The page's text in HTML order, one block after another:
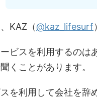
KAZ（@kaz_lifesurf
ビスを利用するのは
くことがあります。
を利用して会社を辞